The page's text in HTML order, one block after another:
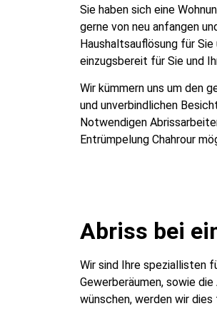
Sie haben sich eine
gerne von neu anfangen
Haushaltsauflösung für
einzugsbereit für Sie und
Wir kümmern uns um den
und unverbindlichen
Notwendigen
Entrümpelung Chahrour
Abriss bei
Wir sind Ihre speziallisten
Gewerberäumen, sowie
wünschen, werden wir